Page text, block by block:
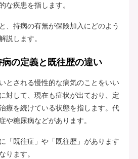
な疾患を指します。
、持病の有無が保険加入にどのよう
説します。
の定義と既往歴の違い
とされる慢性的な病気のことをいい
対して、現在も症状が出ており、定
療を続けている状態を指します。代
や糖尿病などがあります。
「既往症」や「既往歴」があります
ります。